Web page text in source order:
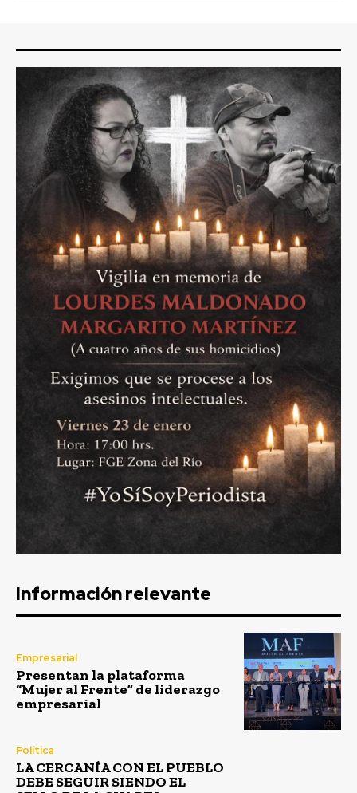
Información relevante
Empresarial
Presentan la plataforma
“Mujer al Frente” de liderazgo
empresarial
Política
LA CERCANÍA CON EL PUEBLO
DEBE SEGUIR SIENDO EL